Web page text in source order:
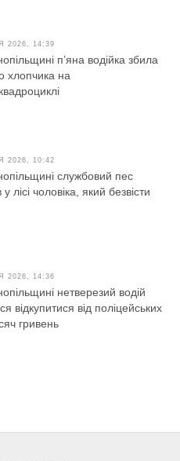
2026, 14:39
п’яна водійка збила
хлопчика на
2026, 10:42
службовий пес
лісі чоловіка, який безвісти
2026, 14:36
нетверезий водій
відкупитися від поліцейських
гривень